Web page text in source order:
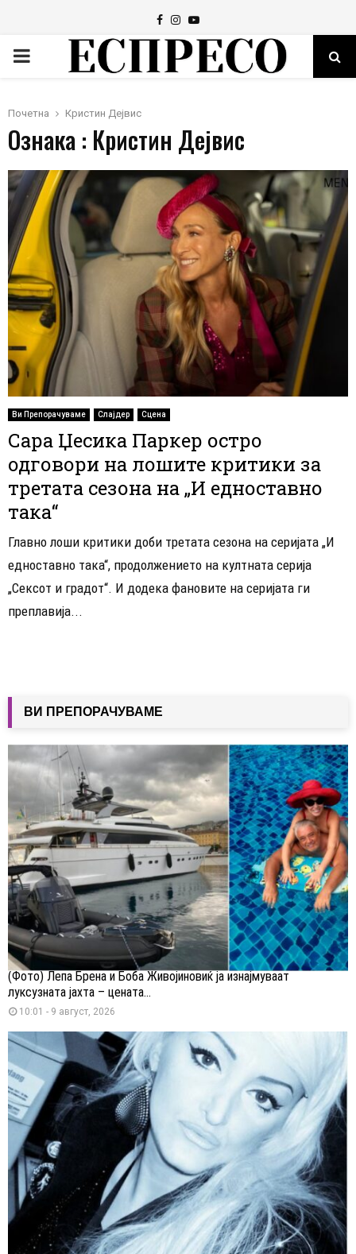
Facebook
Instagram
Youtube
PRIMARY
Почетна Кристин Дејвис
Ознака : Кристин Дејвис
Ви Препорачуваме Слајдер Сцена
Сара Џесика Паркер остро
одговори на лошите критики за
третата сезона на „И едноставно
така“
Главно лоши критики доби третата сезона на серијата „И
едноставно така“, продолжението на култната серија
„Сексот и градот“. И додека фановите на серијата ги
преплавија...
ВИ ПРЕПОРАЧУВАМЕ
(Фото) Лепа Брена и Боба Живојиновиќ ја изнајмуваат
луксузната јахта – цената...
10:01 - 9 август, 2026